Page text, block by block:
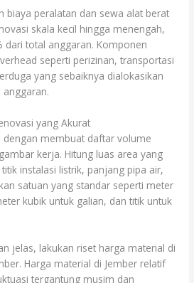
biaya peralatan dan sewa alat berat
skala kecil hingga menengah,
dari total anggaran. Komponen
seperti perizinan, transportasi
yang sebaiknya dialokasikan
yang Akurat
dengan membuat daftar volume
kerja. Hitung luas area yang
instalasi listrik, panjang pipa air,
satuan yang standar seperti meter
kubik untuk galian, dan titik untuk
jelas, lakukan riset harga material di
Harga material di Jember relatif
tergantung musim dan